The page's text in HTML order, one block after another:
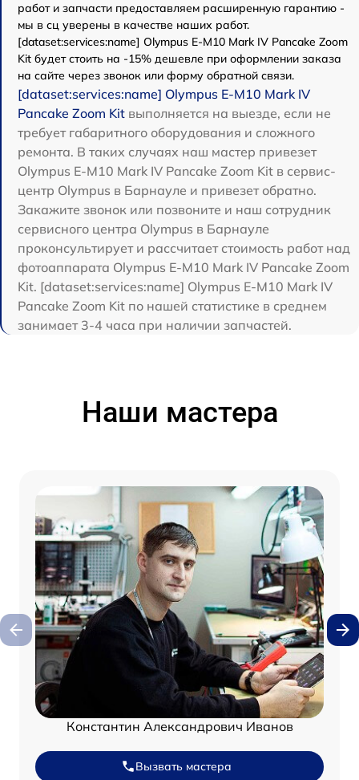
работ и запчасти предоставляем расширенную гарантию -
мы в сц уверены в качестве наших работ.
[dataset:services:name] Olympus E-M10 Mark IV Pancake Zoom
Kit будет стоить на -15% дешевле при оформлении заказа
на сайте через звонок или форму обратной связи.
[dataset:services:name] Olympus E-M10 Mark IV
Pancake Zoom Kit выполняется на выезде, если не
требует габаритного оборудования и сложного
ремонта. В таких случаях наш мастер привезет
Olympus E-M10 Mark IV Pancake Zoom Kit в сервис-
центр Olympus в Барнауле и привезет обратно.
Закажите звонок или позвоните и наш сотрудник
сервисного центра Olympus в Барнауле
проконсультирует и рассчитает стоимость работ над
фотоаппарата Olympus E-M10 Mark IV Pancake Zoom
Kit. [dataset:services:name] Olympus E-M10 Mark IV
Pancake Zoom Kit по нашей статистике в среднем
занимает 3-4 часа при наличии запчастей.
Наши мастера
Константин Александрович Иванов
Вызвать мастера